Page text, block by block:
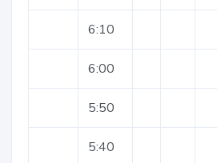
6:10
6:00
5:50
5:40